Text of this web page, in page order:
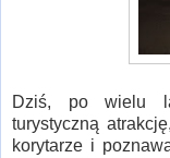
Dziś, po wielu
turystyczną
korytarze i